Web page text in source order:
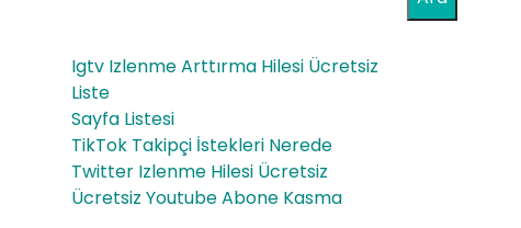
Igtv Izlenme Arttırma Hilesi Ücretsiz
Liste
Sayfa Listesi
TikTok Takipçi İstekleri Nerede
Twitter Izlenme Hilesi Ücretsiz
Ücretsiz Youtube Abone Kasma